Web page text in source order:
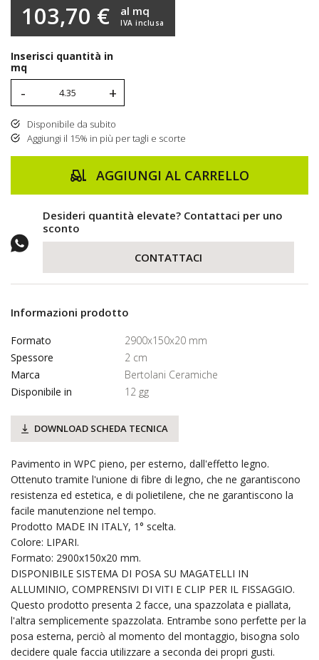
103,70 € IVA inclusa
al mq
Inserisci quantità in
mq
- +
Disponibile da subito
Aggiungi il 15% in più per tagli e scorte
AGGIUNGI AL CARRELLO
Desideri quantità elevate? Contattaci per uno
sconto
CONTATTACI
Informazioni prodotto
Formato
2900x150x20 mm
Spessore
2 cm
Marca
Bertolani Ceramiche
Disponibile in
12 gg
DOWNLOAD SCHEDA TECNICA
Pavimento in WPC pieno, per esterno, dall'effetto legno.
Ottenuto tramite l'unione di fibre di legno, che ne garantiscono
resistenza ed estetica, e di polietilene, che ne garantiscono la
facile manutenzione nel tempo.
Prodotto MADE IN ITALY, 1° scelta.
Colore: LIPARI.
Formato: 2900x150x20 mm.
DISPONIBILE SISTEMA DI POSA SU MAGATELLI IN
ALLUMINIO, COMPRENSIVI DI VITI E CLIP PER IL FISSAGGIO.
Questo prodotto presenta 2 facce, una spazzolata e piallata,
l'altra semplicemente spazzolata. Entrambe sono perfette per la
posa esterna, perciò al momento del montaggio, bisogna solo
decidere quale faccia utilizzare a seconda dei propri gusti.